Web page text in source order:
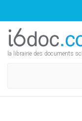
la librairie des documents